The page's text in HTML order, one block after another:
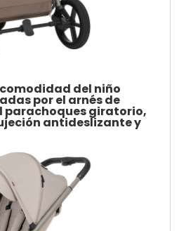
del niño
por el arnés de
parachoques giratorio,
antideslizante y